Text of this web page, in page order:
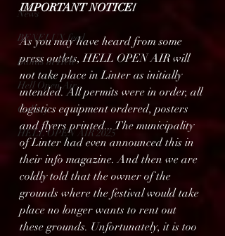
News
BENELUX feed
Bands in Hell
Hell Open Air
Gallery
HELL OPEN AIR 2025
IMPORTANT NOTICEI
As you may have heard from some
press outlets, HELL OPEN AIR will
not take place in Linter as initially
intended. All permits were in order, all
logistics equipment ordered, posters
and flyers printed... The municipality
of Linter had even announced this in
their info magazine. And then we are
coldly told that the owner of the
grounds where the festival would take
place no longer wants to rent out
these grounds. Unfortunately, it is too